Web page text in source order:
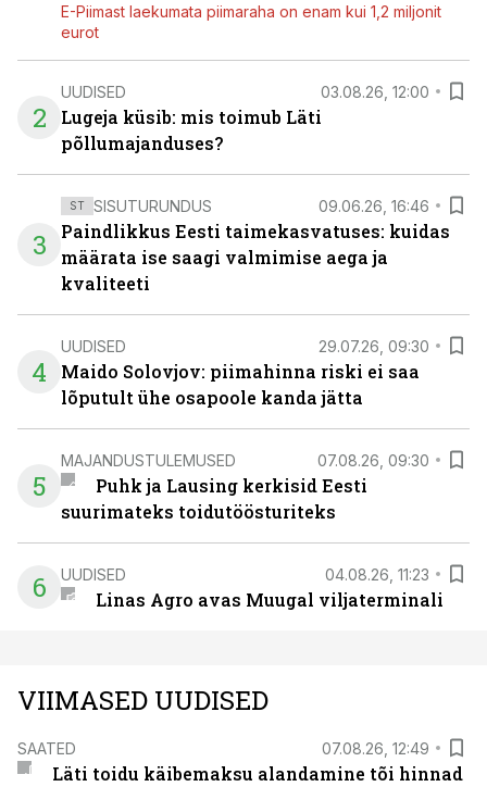
E-Piimast laekumata piimaraha on enam kui 1,2 miljonit
eurot
2
UUDISED 03.08.26, 12:00
Lugeja küsib: mis toimub Läti
põllumajanduses?
3
ST SISUTURUNDUS 09.06.26, 16:46
Paindlikkus Eesti taimekasvatuses: kuidas
määrata ise saagi valmimise aega ja
kvaliteeti
4
UUDISED 29.07.26, 09:30
Maido Solovjov: piimahinna riski ei saa
lõputult ühe osapoole kanda jätta
5
MAJANDUSTULEMUSED 07.08.26, 09:30
Puhk ja Lausing kerkisid Eesti
suurimateks toidutöösturiteks
6 UUDISED 04.08.26, 11:23
Linas Agro avas Muugal viljaterminali
VIIMASED UUDISED
SAATED 07.08.26, 12:49
Läti toidu käibemaksu alandamine tõi hinnad